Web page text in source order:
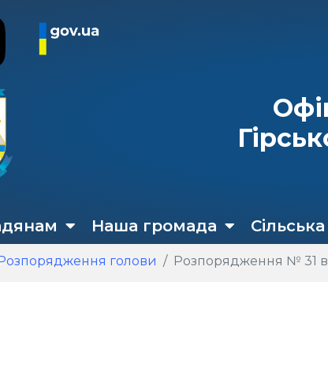
Наша громада
голови Розпорядження № 31